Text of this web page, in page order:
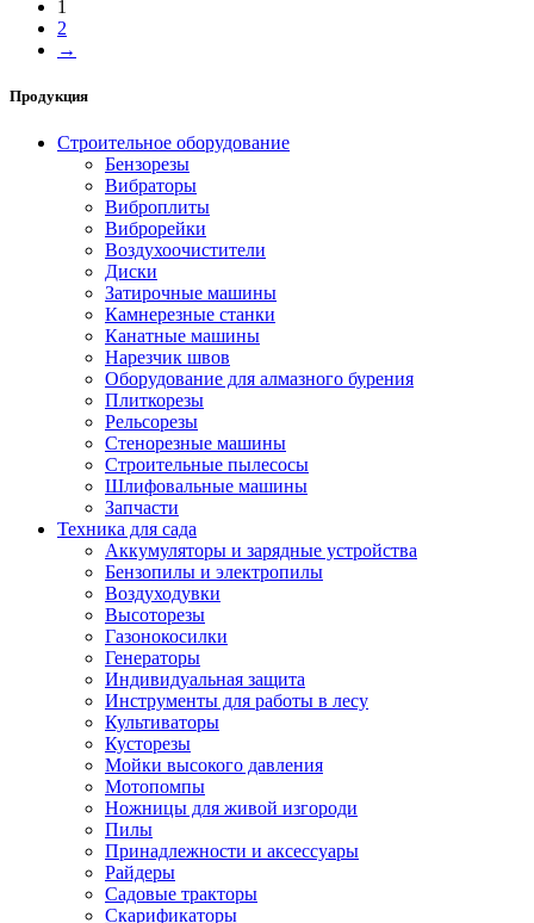
1
2
→
Продукция
Строительное оборудование
Бензорезы
Вибраторы
Виброплиты
Виброрейки
Воздухоочистители
Диски
Затирочные машины
Камнерезные станки
Канатные машины
Нарезчик швов
Оборудование для алмазного бурения
Плиткорезы
Рельсорезы
Стенорезные машины
Строительные пылесосы
Шлифовальные машины
Запчасти
Техника для сада
Аккумуляторы и зарядные устройства
Бензопилы и электропилы
Воздуходувки
Высоторезы
Газонокосилки
Генераторы
Индивидуальная защита
Инструменты для работы в лесу
Культиваторы
Кусторезы
Мойки высокого давления
Мотопомпы
Ножницы для живой изгороди
Пилы
Принадлежности и аксессуары
Райдеры
Садовые тракторы
Скарификаторы